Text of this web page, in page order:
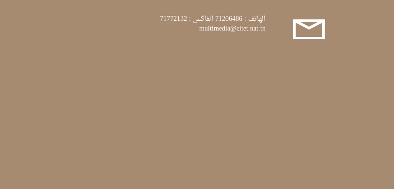
الهاتف : 71206486 الفاكس : 71772132
multimedia@citet.nat.tn